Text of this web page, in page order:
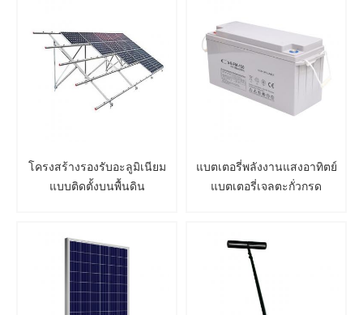
โครงสร้างรองรับอะลูมิเนียม
แบบติดตั้งบนพื้นดิน
แบตเตอรี่พลังงานแสงอาทิตย์
แบตเตอรี่เจลตะกั่วกรด